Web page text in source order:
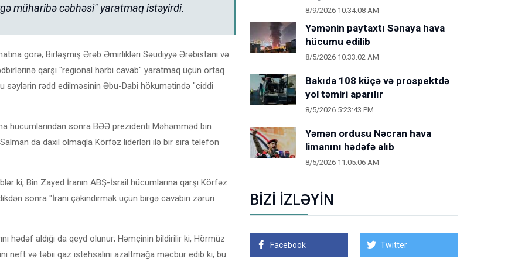
müharibə cəbhəsi" yaratmaq istəyirdi.
görə, Birləşmiş Ərəb Əmirlikləri Səudiyyə Ərəbistanı və
qarşı "regional hərbi cavab" yaratmaq üçün ortaq
səylərin rədd edilməsinin Əbu-Dabi hökumətində "ciddi
hücumlarından sonra BƏƏ prezidenti Məhəmməd bin
da daxil olmaqla Körfəz liderləri ilə bir sıra telefon
ki, Bin Zayed İranın ABŞ-İsrail hücumlarına qarşı Körfəz
sonra "İranı çəkindirmək üçün birgə cavabın zəruri
hədəf aldığı da qeyd olunur; Həmçinin bildirilir ki, Hörmüz
neft və təbii qaz istehsalını azaltmağa məcbur edib ki, bu
8/9/2026 10:34:08 AM
Yəmənin paytaxtı Sənaya hava
hücumu edilib
8/5/2026 10:33:02 AM
Bakıda 108 küçə və prospektdə
yol təmiri aparılır
8/5/2026 5:23:43 PM
Yəmən ordusu Nəcran hava
limanını hədəfə alıb
8/5/2026 11:05:06 AM
BİZİ İZLƏYİN
Facebook Twitter